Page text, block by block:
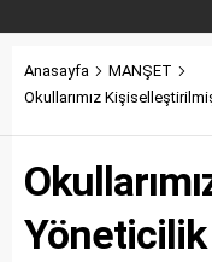
Anasayfa
MANŞET
Okullarımız
Yöneticilik